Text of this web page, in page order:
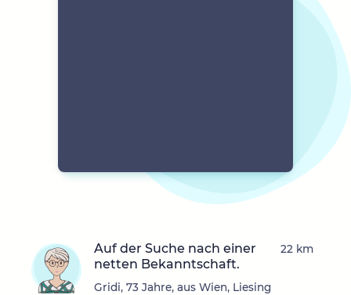
Auf der Suche nach einer
netten Bekanntschaft.
Gridi, 73 Jahre, aus Wien, Liesing
22 km